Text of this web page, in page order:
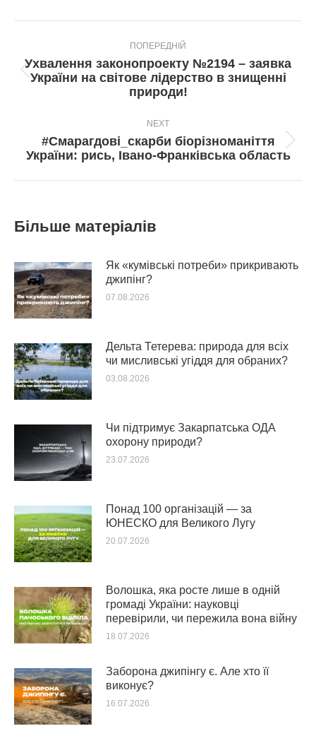
ПОПЕРЕДНІЙ
Попередній
пост:
Ухвалення законопроекту №2194 – заявка
України на світове лідерство в знищенні
природи!
NEXT
Next
post:
#Смарагдові_скарби біорізноманіття
України: рись, Івано-Франківська область
Більше матеріалів
Як «кумівські потреби» прикривають
джипінг?
07.08.2026
Дельта Тетерева: природа для всіх
чи мисливські угіддя для обраних?
03.08.2026
Чи підтримує Закарпатська ОДА
охорону природи?
23.07.2026
Понад 100 організацій — за
ЮНЕСКО для Великого Лугу
20.07.2026
Волошка, яка росте лише в одній
громаді України: науковці
перевірили, чи пережила вона війну
18.07.2026
Заборона джипінгу є. Але хто її
виконує?
16.07.2026